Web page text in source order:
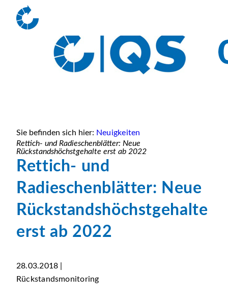
Sie befinden sich hier: Neuigkeiten
Rettich- und Radieschenblätter: Neue
Rückstandshöchstgehalte erst ab 2022
Rettich- und
Radieschenblätter: Neue
Rückstandshöchstgehalte
erst ab 2022
28.03.2018 |
Rückstandsmonitoring